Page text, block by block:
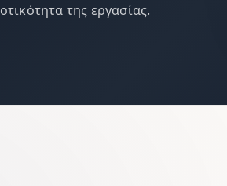
της εργασίας.